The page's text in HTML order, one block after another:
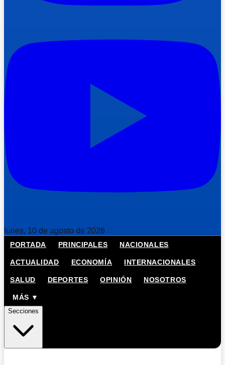
lunes, 10 de agosto de 2026
PORTADA PRINCIPALES NACIONALES
ACTUALIDAD ECONOMÍA INTERNACIONALES
SALUD DEPORTES OPINIÓN NOSOTROS
MÁS ▼
Secciones